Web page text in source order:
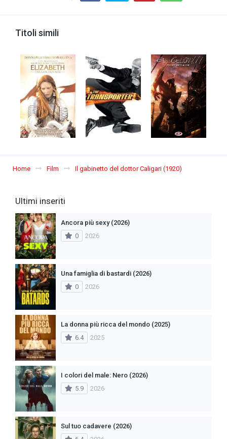
Titoli simili
Home Film Il gabinetto del dottor Caligari (1920)
Ultimi inseriti
Ancora più sexy (2026)
0
2026
Una famiglia di bastardi (2026)
0
2026
La donna più ricca del mondo (2025)
6.4
2025
I colori del male: Nero (2026)
5.9
2026
Sul tuo cadavere (2026)